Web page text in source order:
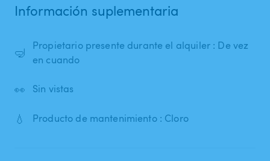
Información suplementaria
🤿
Propietario presente durante el alquiler : De vez
en cuando
👀 Sin vistas
💧 Producto de mantenimiento : Cloro